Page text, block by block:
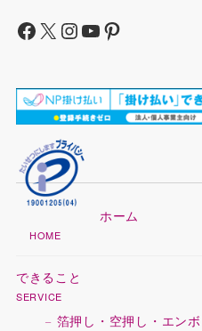
ホーム
HOME
できること
SERVICE
箔押し・空押し・エンボ